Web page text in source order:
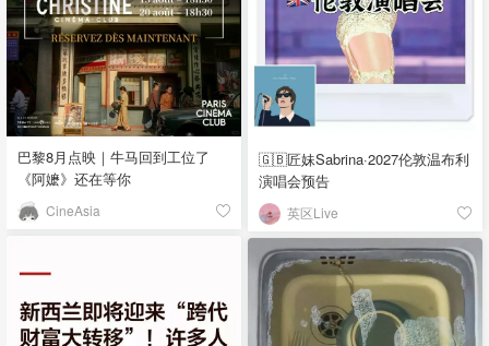
🇬🇧匠妹Sabrina·2027伦敦温布利
演唱会预告
英区Live
巴黎8月点映｜牛马回到工位了
《阿嬷》还在等你
CineAsia